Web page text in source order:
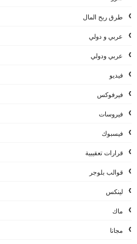
طرق ربح المال
عربي و دولي
عربي ودولي
فيديو
فيرفوكس
فيروسات
فيسبوك
قرارات تعقيبية
قوالب بلوجر
لينكس
ماك
مجانا